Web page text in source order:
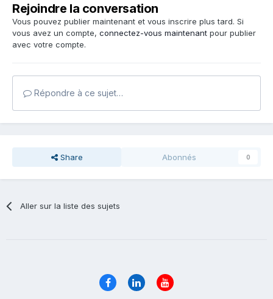
Rejoindre la conversation
Vous pouvez publier maintenant et vous inscrire plus tard. Si
vous avez un compte, connectez-vous maintenant pour publier
avec votre compte.
Répondre à ce sujet…
Share Abonnés 0
Aller sur la liste des sujets